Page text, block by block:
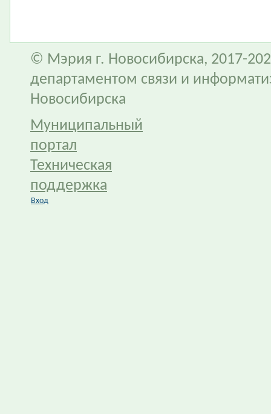
© Мэрия г. Новосибирска, 2017-
департаментом связи и
Новосибирска
Муниципальный
портал
Техническая
поддержка
Вход